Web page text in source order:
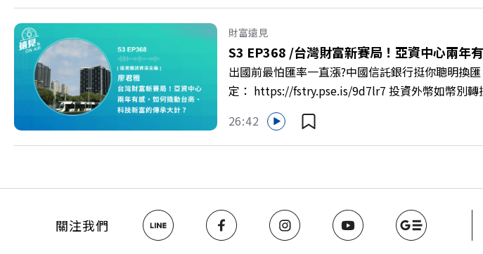
新契機！ 🔺如何從單純百貨專櫃轉型為有溫度的
男同仁樂意成家！驚豔業界的「生育代理人制度」
社長兼遠見智庫總編輯 李建興 與談人／遠東
>> https://gvmkt.pse.is/9al3px ✨關注《遠見》
https://bit.ly/38jNi9k Powered by Firstory
財富遠見
S3 EP368 /台灣財富新賽局！亞資中心兩年
出國前最怕匯率一直漲?中國信託銀行挺你聰明換
定： https://fstry.pse.is/9d7lr7 投資外幣如幣別
以上為 Firstory Podcast 廣告 —— 如果有一天，
資產管理中心」政策、高雄專區成立滿週年的關鍵
見ON AIR》邀請到遠見資深主編廖君雅，帶你解
一週年！如何打造在地財富生態系？ 主持人／遠
關注《遠見》更多的社群： LINE：https://
Hosting
26:42
關注我們